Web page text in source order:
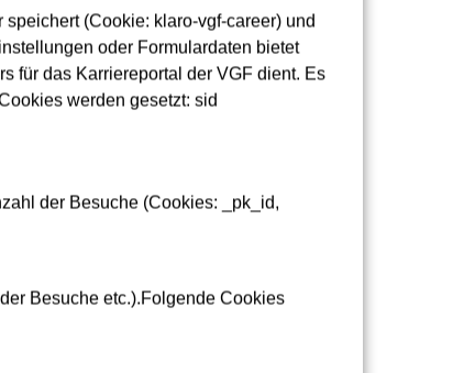
merken
Fahrstromtechnik (d/m/w)
(Cookie: klaro-vgf-career) und
oder Formulardaten bietet
für das Karriereportal der VGF dient. Es
werden gesetzt: sid
der Besuche (Cookies: _pk_id,
Besuche etc.).Folgende Cookies